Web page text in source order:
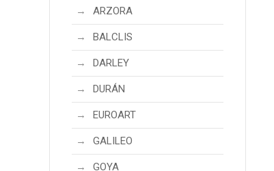
ARZORA
BALCLIS
DARLEY
DURÁN
EUROART
GALILEO
GOYA